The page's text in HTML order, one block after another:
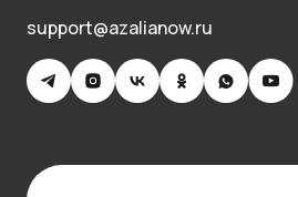
support@azalianow.ru